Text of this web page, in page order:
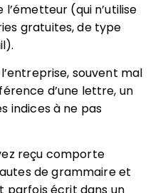
l’émetteur (qui n’utilise
gratuites, de type
souvent mal
d’une lettre, un
indices à ne pas
reçu comporte
de grammaire et
parfois écrit dans un